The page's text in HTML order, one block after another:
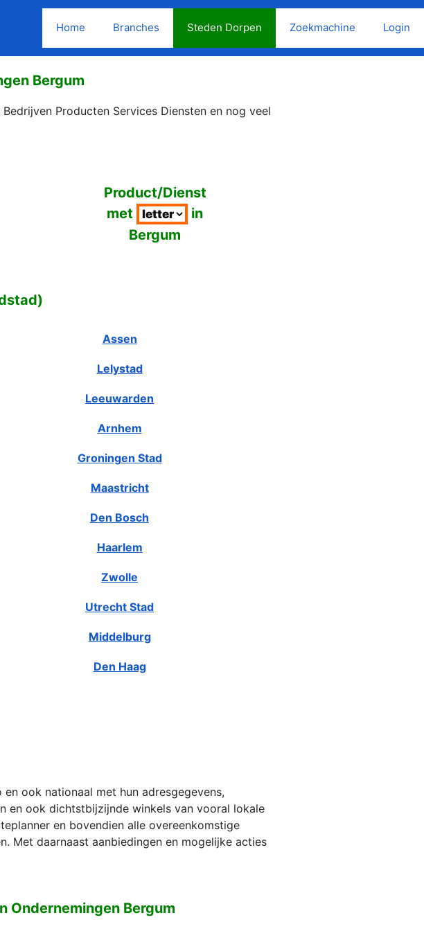
Home Branches Steden Dorpen Zoekmachine Login
Bergum
Producten Services Diensten en nog veel
Product/Dienst
met
in
Bergum
)
Assen
Lelystad
Leeuwarden
Arnhem
Groningen Stad
Maastricht
Den Bosch
Haarlem
Zwolle
Utrecht Stad
Middelburg
Den Haag
ook nationaal met hun adresgegevens,
en ook dichtstbijzijnde winkels van vooral lokale
en bovendien alle overeenkomstige
Met daarnaast aanbiedingen en mogelijke acties
Ondernemingen Bergum